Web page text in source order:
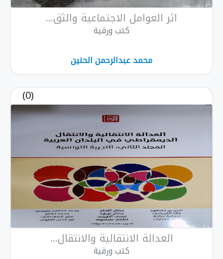
اثر العوامل الاجتماعية والثق...
كتب ورقية
محمد عبدالرحمن الحنين
العدالة الانتقالية والانتقال...
كتب ورقية